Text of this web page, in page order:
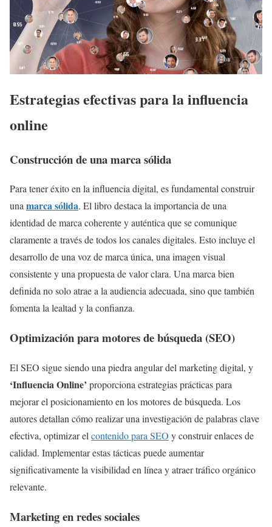
Estrategias efectivas para la influencia
online
Construcción de una marca sólida
Para tener éxito en la influencia digital, es fundamental construir
unamarca sólida. El libro destaca la importancia de una
identidad de marca coherente y auténtica que se comunique
claramente a través de todos los canales digitales. Esto incluye el
desarrollo de una voz de marca única, una imagen visual
consistente y una propuesta de valor clara. Una marca bien
definida no solo atrae a la audiencia adecuada, sino que también
fomenta la lealtad y la confianza.
Optimización para motores de búsqueda (SEO)
El SEO sigue siendo una piedra angular del marketing digital, y
‘Influencia Online’ proporciona estrategias prácticas para
mejorar el posicionamiento en los motores de búsqueda. Los
autores detallan cómo realizar una investigación de palabras clave
efectiva, optimizar el contenido para SEO y construir enlaces de
calidad. Implementar estas tácticas puede aumentar
significativamente la visibilidad en línea y atraer tráfico orgánico
relevante.
Marketing en redes sociales